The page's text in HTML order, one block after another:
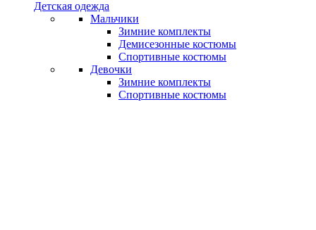
Детская одежда
Мальчики
Зимние комплекты
Демисезонные костюмы
Спортивные костюмы
Девочки
Зимние комплекты
Спортивные костюмы